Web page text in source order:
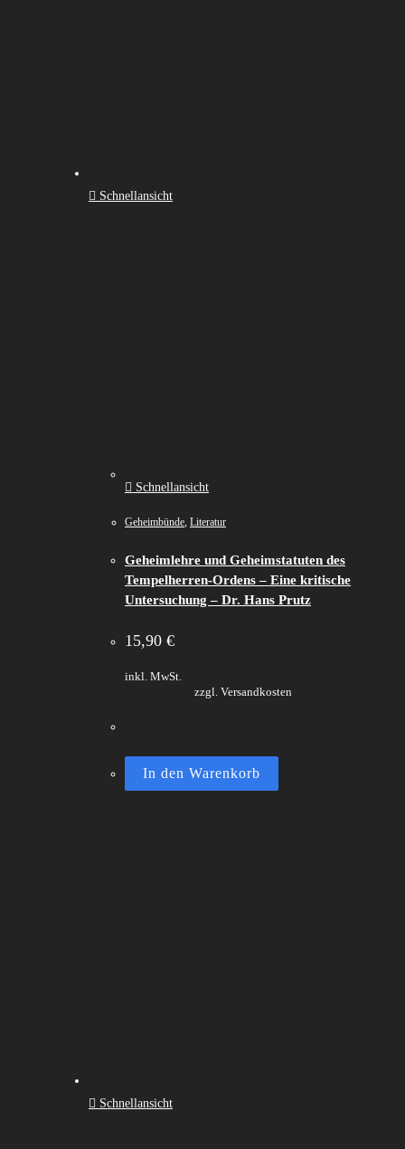
Schnellansicht
Schnellansicht
Geheimbünde, Literatur
Geheimlehre und Geheimstatuten des
Tempelherren-Ordens – Eine kritische
Untersuchung – Dr. Hans Prutz
15,90 €
inkl. MwSt.
zzgl. Versandkosten
In den Warenkorb
Schnellansicht